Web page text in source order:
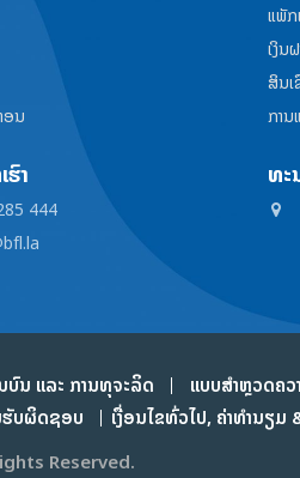
ອນ
າ
444
ແພັ
ເງິນ
ສິນເ
ການ
ທະ
ບົນ ແລະ ການທຸຈະລິດ ແບບສໍາຫຼວດຄວ
ຮັບຜິດຊອບ
ເງື່ອນໄຂທົ່ວໄປ, ຄ່າທໍານຽ
Reserved.